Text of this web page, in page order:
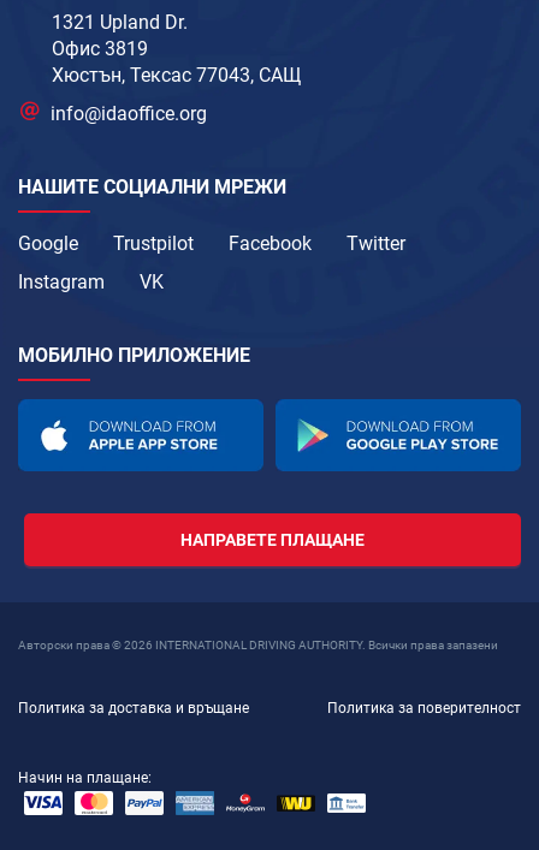
1321 Upland Dr.
Офис 3819
Хюстън, Тексас 77043, САЩ
info@idaoffice.org
НАШИТЕ СОЦИАЛНИ МРЕЖИ
Google Trustpilot Facebook
Twitter
Instagram
VK
МОБИЛНО ПРИЛОЖЕНИЕ
НАПРАВЕТЕ ПЛАЩАНЕ
Авторски права © 2026 INTERNATIONAL DRIVING AUTHORITY. Всички права запазени
Политика за доставка и връщане Политика за поверителност
Начин на плащане: